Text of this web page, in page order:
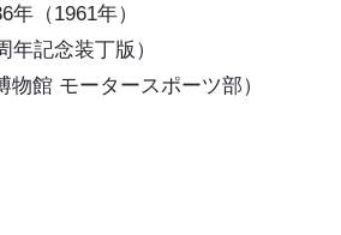
（1961年）
年記念装丁版）
館 モータースポーツ部）